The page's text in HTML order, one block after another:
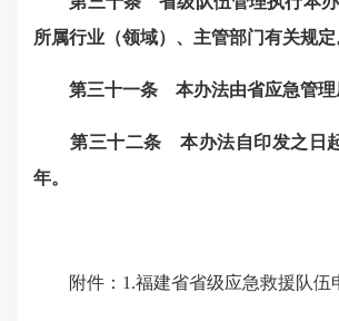
所属行业（领域）、主管部门有关规定
第三十一条 本办法由省应急管理
第三十二条本办法自印发之日
年。
附件：1.福建省省级应急救援队伍